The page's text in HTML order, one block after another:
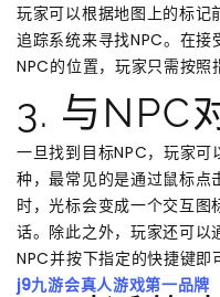
玩家可以根据地图上的标记
追踪系统来寻找NPC。在
NPC的位置，玩家只需按照
3. 与NPC
一旦找到目标NPC，玩家
种，最常见的是通过鼠标点
时，光标会变成一个交互图
话。除此之外，玩家还可以
NPC并按下指定的快捷键即
j9九游会真人游戏第一品牌